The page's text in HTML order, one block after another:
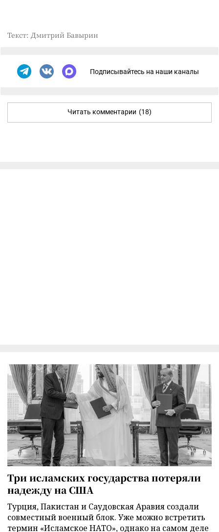
Текст: Дмитрий Бавырин
Подписывайтесь на наши каналы
Читать комментарии (18)
Три исламских государства потеряли
надежду на США
Турция, Пакистан и Саудовская Аравия создали
совместный военный блок. Уже можно встретить
термин «Исламское НАТО», однако на самом деле